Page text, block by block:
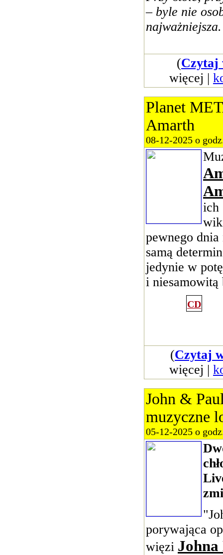
– byle nie
najważniejsza.
(Czytaj
więcej |
Planet
Amarth
08-12-2025 o
ich
pewnego
samą
jedynie w
i niesamowitą
CD
(Czytaj
więcej |
John &
muzyczne
05-12-2025 o
porywająca
więzi Johna